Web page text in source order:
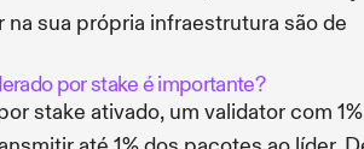
na sua própria infraestrutura são de
por stake é importante?
stake ativado, um validator com